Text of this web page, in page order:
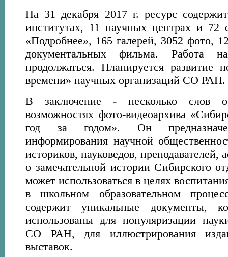
На 31 декабря 2017 г. ресурс
институтах, 11 научных центрах и 72
«Подробнее», 165 галерей, 3052 фото,
документальных фильма. Работа
продолжаться. Планируется развитие
времени» научных организаций СО РАН.
В заключение - несколько слов
возможностях фото-видеоархива
год за годом». Он
информирования научной
историков, науковедов, преподавателей,
о замечательной истории Сибирского
может использоваться в целях
в школьном образовательном
содержит уникальные документы,
использованы для популяризации
СО РАН, для иллюстрирования
выставок.